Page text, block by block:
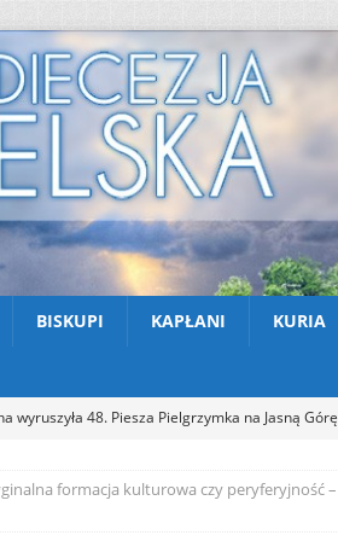
BISKUPI KAPŁANI KURIA
wyruszyła 48. Piesza Pielgrzymka na Jasną Górę
śp. Jerzy Gasperski
AKTUALNOŚCI
formacja kulturowa czy peryferyjność –